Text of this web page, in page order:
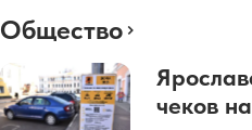
Общество
чеков